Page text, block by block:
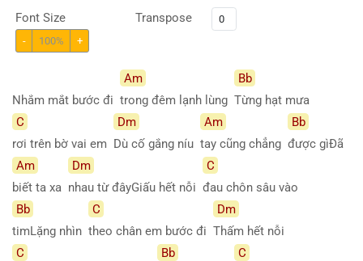
Font Size
- 100% +
Transpose
Nhắm mắt bước đi
Am
trong đêm lạnh lùng
Bb
Từng hạt mưa
C
rơi trên bờ vai em
Dm
Dù cố gắng níu
Am
tay cũng chẳng
Bb
được gìĐã
Am
biết ta xa
Dm
nhau từ đâyGiấu hết nỗi
C
đau chôn sâu vào
Bb
timLặng nhìn
C
theo chân em bước đi
Dm
Thấm hết nỗi
C
Bb
C